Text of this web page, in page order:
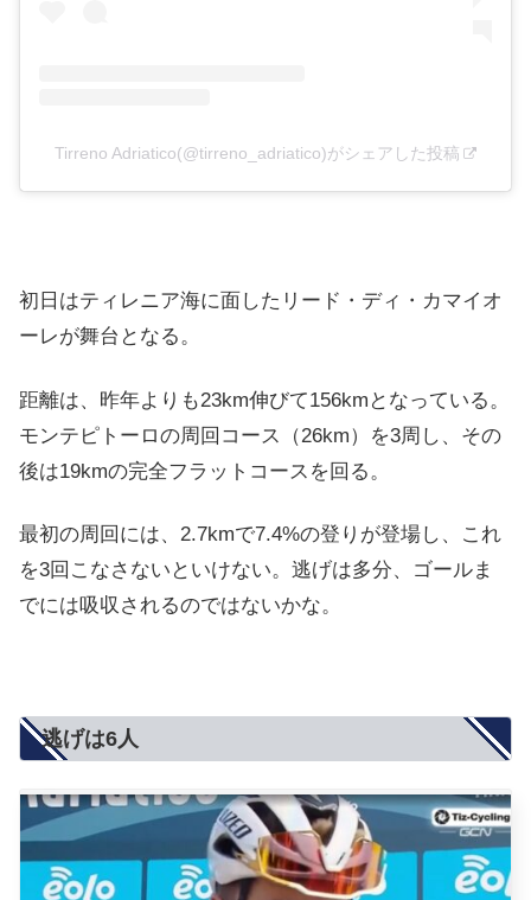
Tirreno Adriatico(@tirreno_adriatico)がシェアした投稿
初日はティレニア海に面したリード・ディ・カマイオ
ーレが舞台となる。
距離は、昨年よりも23km伸びて156kmとなっている。
モンテピトーロの周回コース（26km）を3周し、その
後は19kmの完全フラットコースを回る。
最初の周回には、2.7kmで7.4%の登りが登場し、これ
を3回こなさないといけない。逃げは多分、ゴールま
でには吸収されるのではないかな。
逃げは6人